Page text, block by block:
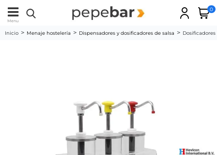
Menu
0
Inicio Menaje hostelería Dispensadores y dosificadores de salsa